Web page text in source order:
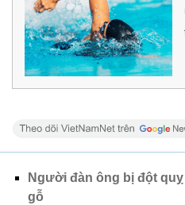
Người đàn ông bị đột
gỗ